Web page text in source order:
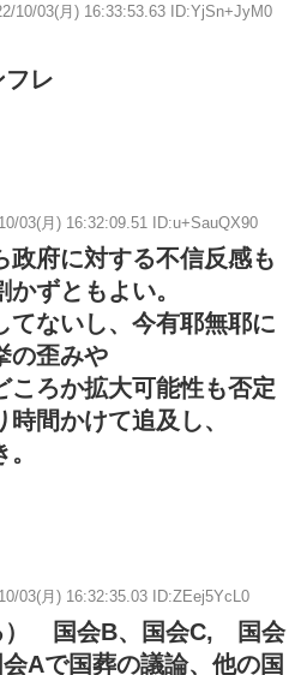
10/03(月) 16:33:53.63 ID:YjSn+JyM0
フレ
03(月) 16:32:09.51 ID:u+SauQX90
政府に対する不信反感も
ずともよい。
てないし、今有耶無耶に
の歪みや
ころか拡大可能性も否定
間かけて追及し、
03(月) 16:32:35.03 ID:ZEej5YcL0
） 国会B、国会C, 国会
で国葬の議論、他の国